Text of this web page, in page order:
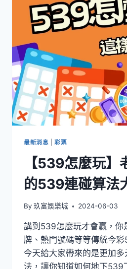
最新消息 |彩票
【539怎麼玩】
的539連碰算法
By 玖富娛樂城 2024-06-03
講到539怎麼玩才會贏，你
牌、熱門號碼等等傳統今
今天給大家帶來的是更加
法，讓你知道如何地下539